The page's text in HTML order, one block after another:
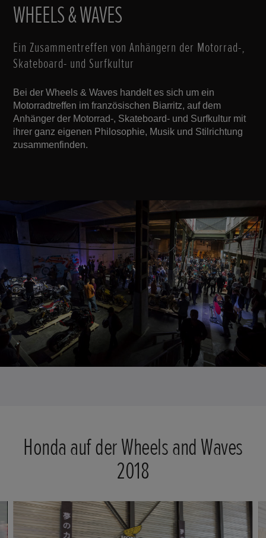
WHEELS & WAVES
Ein Zusammentreffen von Anhängern der Motorrad-,
Skateboard- und Surfkultur
Bei der Wheels & Waves handelt es sich um ein
Motorradtreffen im französischen Biarritz, auf dem
Anhänger der Motorrad-, Skateboard- und Surfkultur mit
ihrer ganz eigenen Philosophie, Musik und Stilrichtung
zusammenfinden.
Honda auf der Wheels and Waves
2018